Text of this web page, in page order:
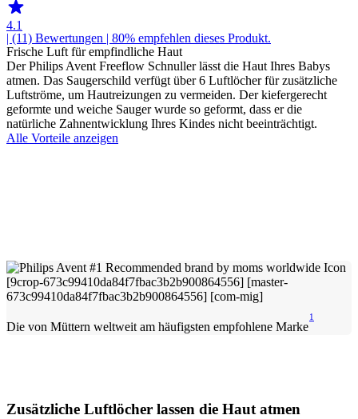
4.1
| (11) Bewertungen | 80% empfehlen dieses Produkt.
Frische Luft für empfindliche Haut
Der Philips Avent Freeflow Schnuller lässt die Haut Ihres Babys
atmen. Das Saugerschild verfügt über 6 Luftlöcher für zusätzliche
Luftströme, um Hautreizungen zu vermeiden. Der kiefergerecht
geformte und weiche Sauger wurde so geformt, dass er die
natürliche Zahnentwicklung Ihres Kindes nicht beeinträchtigt.
Alle Vorteile anzeigen
Die von Müttern weltweit am häufigsten empfohlene Marke
1
Zusätzliche Luftlöcher lassen die Haut atmen